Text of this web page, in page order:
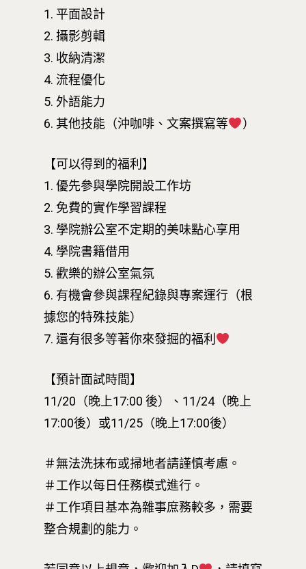
1. 平面設計
2. 攝影剪輯
3. 收納清潔
4. 流程優化
5. 外語能力
6. 其他技能（沖咖啡、文案撰寫等
）
【可以得到的福利】
1. 優先參與學院開設工作坊
2. 免費的實作學習課程
3. 學院辦公室不定期的美味點心享用
4. 學院書籍借用
5. 歡樂的辦公室氣氛
6. 有機會參與課程紀錄與專案運行（根
據您的特殊技能）
7. 還有很多等著你來發掘的福利
【預計面試時間】
11/20（晚上17:00 後）、11/24（晚上
17:00後）或11/25（晚上17:00後）
＃無法洗抹布或掃地者請謹慎考慮。
＃工作以每日任務模式進行。
＃工作項目基本為雜事庶務較多，需要
整合規劃的能力。
最新消息
關於我們
業務單位